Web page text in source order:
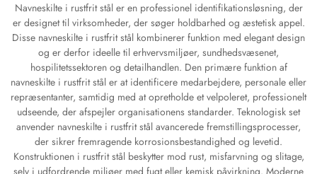
Navneskilte i rustfrit stål er en professionel identifikationsløsning, der
er designet til virksomheder, der søger holdbarhed og æstetisk appel.
Disse navneskilte i rustfrit stål kombinerer funktion med elegant design
og er derfor ideelle til erhvervsmiljøer, sundhedsvæsenet,
hospilitetssektoren og detailhandlen. Den primære funktion af
navneskilte i rustfrit stål er at identificere medarbejdere, personale eller
repræsentanter, samtidig med at opretholde et velpoleret, professionelt
udseende, der afspejler organisationens standarder. Teknologisk set
anvender navneskilte i rustfrit stål avancerede fremstillingsprocesser,
der sikrer fremragende korrosionsbestandighed og levetid.
Konstruktionen i rustfrit stål beskytter mod rust, misfarvning og slitage,
selv i udfordrende miljøer med fugt eller kemisk påvirkning. Moderne